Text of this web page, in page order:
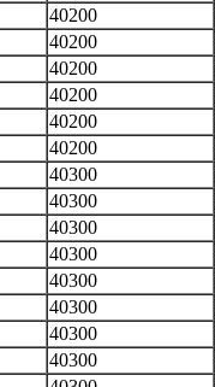
40200
40200
40200
40200
40200
40200
40300
40300
40300
40300
40300
40300
40300
40300